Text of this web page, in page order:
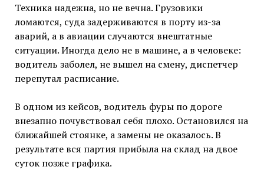
Техника надежна, но не вечна. Грузовики
ломаются, суда задерживаются в порту из-за
аварий, а в авиации случаются внештатные
ситуации. Иногда дело не в машине, а в человеке:
водитель заболел, не вышел на смену, диспетчер
перепутал расписание.
В одном из кейсов, водитель фуры по дороге
внезапно почувствовал себя плохо. Остановился на
ближайшей стоянке, а замены не оказалось. В
результате вся партия прибыла на склад на двое
суток позже графика.